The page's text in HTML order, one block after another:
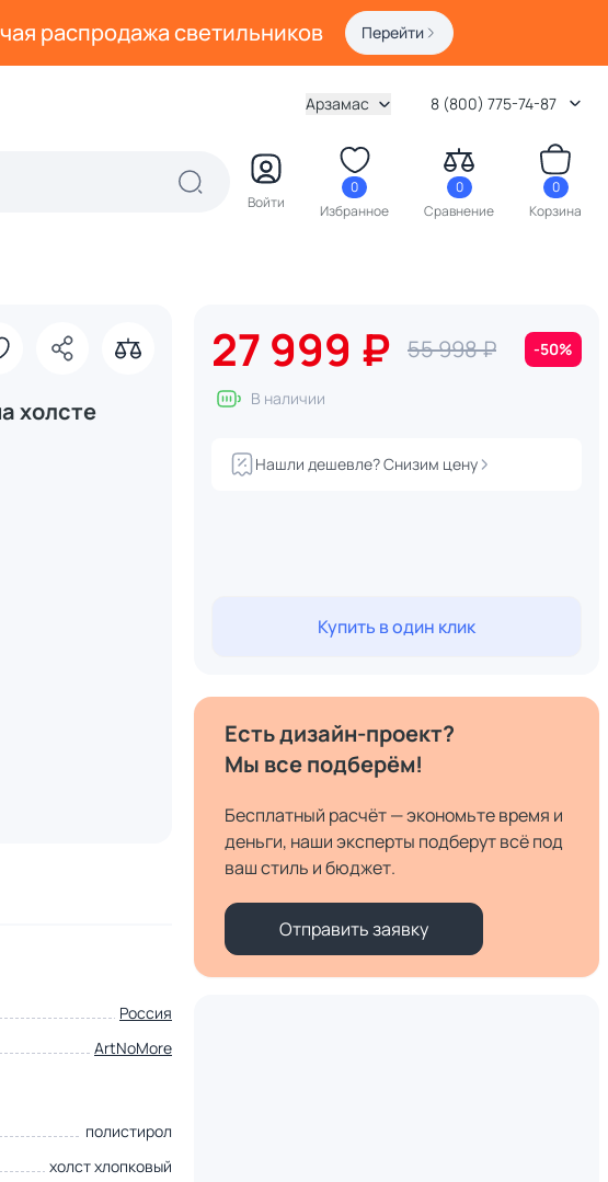
распродажа светильников Перейти
Арзамас 8 (800) 775-74-87
Войти
0
Избранное
0
Сравнение
0
Корзина
холсте
Россия
ArtNoMore
полистирол
холст хлопковый
27 999 ₽ 55 998 ₽ -50%
В наличии
Нашли дешевле? Снизим цену
Купить в один клик
Есть дизайн-проект?
Мы все подберём!
Бесплатный расчёт — экономьте время и
деньги, наши эксперты подберут всё под
ваш стиль и бюджет.
Отправить заявку